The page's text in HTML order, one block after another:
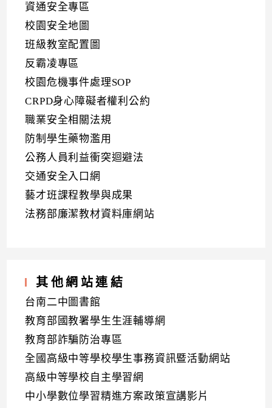
資通安全專區
校園安全地圖
班級教室配置圖
反霸凌專區
校園危機事件處理SOP
CRPD身心障礙者權利公約
職業安全相關法規
防制學生藥物濫用
公務人員利益衝突迴避法
交通安全入口網
藝才班課程教學與成果
法務部廉潔教材資料庫網站
其他網站連結
台南二中圖書館
教育部國教署學生生涯輔導網
教育部詐騙防治專區
全國高級中等學校學生事務資訊暨活動網站
高級中等學校自主學習網
中小學數位學習精進方案政策宣講影片